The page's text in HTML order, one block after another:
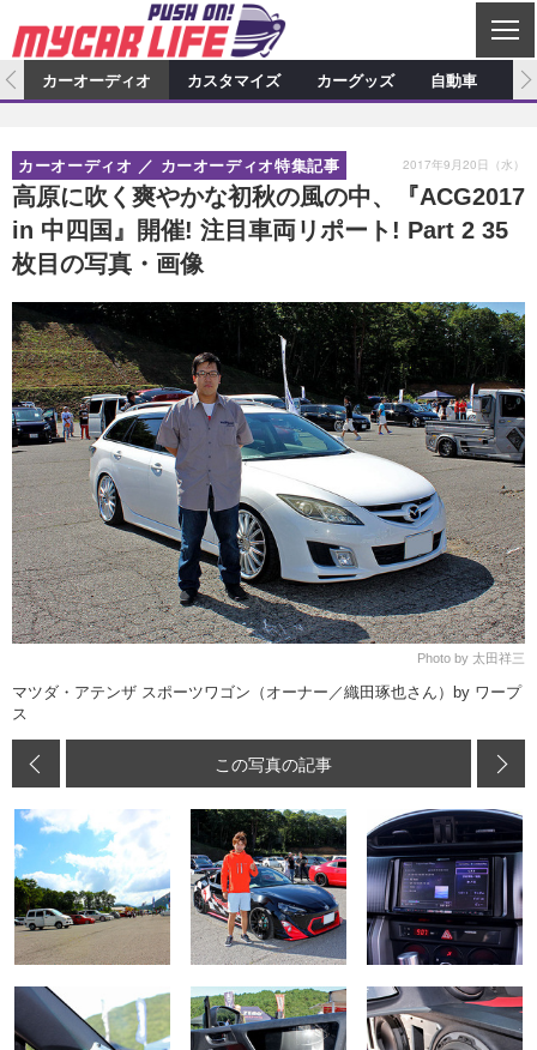
C
L
S
E
カーオーディオ
プロショップ検索 ショップ訪問記
カーオーディオニュース デモカー製作記
その他
カスタマイズ特集記事 カスタマイズ新製品情報
カスタマイズニュース
カーグッズ
カーグッズ特集記事 カーグッズ新製品情報
カーグッズニュース
自動車
スクープ
カーオーディオ カスタマイズ カーグッズ 自動車
高原に吹く爽やかな初秋の風の中、『ACG2017
in 中四国』開催! 注目車両リポート! Part 2 35
枚目の写真・画像
カーオーディオ カーオーディオ特集記事 2017年9月20日（水）
Photo by 太田祥三
マツダ・アテンザ スポーツワゴン（オーナー／織田琢也さん）by ワープ
ス
この写真の記事